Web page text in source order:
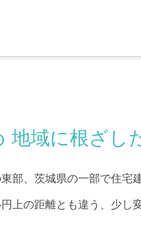
地域に根ざし
部、茨城県の一部で住宅
上の距離とも違う、少し